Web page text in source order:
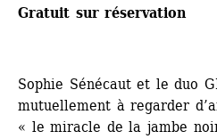
Gratuit sur réservation
Sophie Sénécaut et le duo
mutuellement à regarder
« le miracle de la jambe